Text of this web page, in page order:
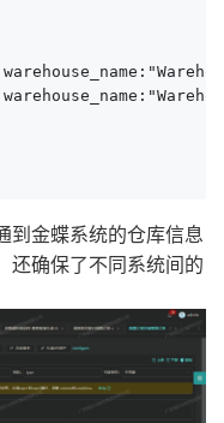
到金蝶系统的仓库信息
还确保了不同系统间的